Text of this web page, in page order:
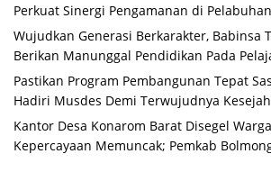
Perkuat Sinergi Pengamanan di
Wujudkan Generasi Berkarakter, Babinsa
Berikan Manunggal Pendidikan Pada
Pastikan Program Pembangunan Tepat
Hadiri Musdes Demi Terwujudnya
Kantor Desa Konarom Barat Disegel
Kepercayaan Memuncak; Pemkab